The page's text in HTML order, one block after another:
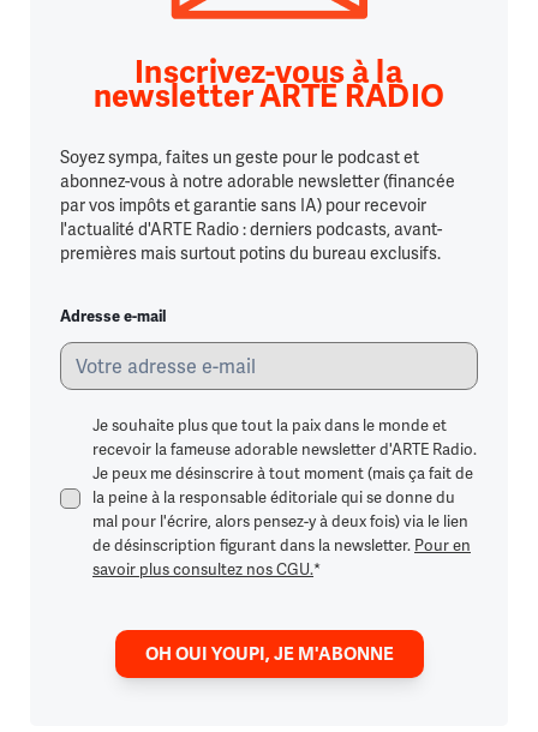
Inscrivez-vous à la
newsletter ARTE RADIO
Soyez sympa, faites un geste pour le podcast et
abonnez-vous à notre adorable newsletter (financée
par vos impôts et garantie sans IA) pour recevoir
l'actualité d'ARTE Radio : derniers podcasts, avant-
premières mais surtout potins du bureau exclusifs.
Adresse e-mail
Je souhaite plus que tout la paix dans le monde et
recevoir la fameuse adorable newsletter d'ARTE Radio.
Je peux me désinscrire à tout moment (mais ça fait de
la peine à la responsable éditoriale qui se donne du
mal pour l'écrire, alors pensez-y à deux fois) via le lien
de désinscription figurant dans la newsletter. Pour en
savoir plus consultez nos CGU.*
OH OUI YOUPI, JE M'ABONNE